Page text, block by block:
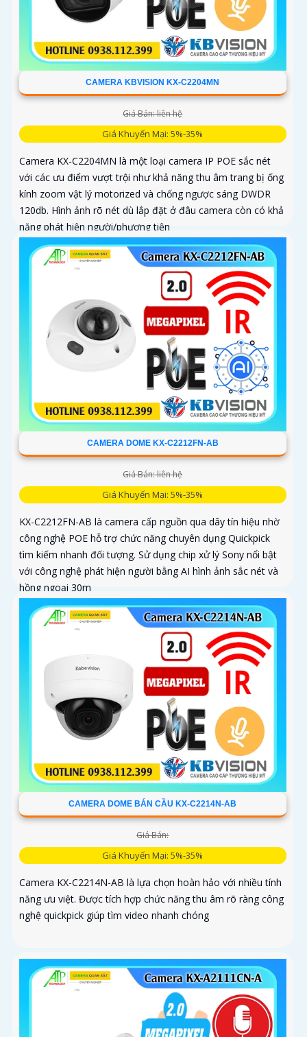
CAMERA KBVISION KX-C2204MN
Giá Bán: liên hệ
Giá Khuyến Mại: 5%-35%
Camera KX-C2204MN là một loại camera IP POE sắc nét
với các ưu điểm vượt trội như khả năng thu âm trang bị ống
kính zoom vật lý motorized và chống ngược sáng DWDR
120db. Hình ảnh rõ nét dù lắp đặt ở đâu camera còn có khả
năng phát hiện người/phương tiện
CAMERA DOME KX-C2212FN-AB
Giá Bán: liên hệ
Giá Khuyến Mại: 5%-35%
KX-C2212FN-AB là camera cấp nguồn qua dây tín hiệu nhờ
công nghệ POE hỗ trợ chức năng chuyên dụng Quickpick
tìm kiếm nhanh đối tượng. Sử dụng chip xử lý Sony nổi bật
với công nghệ phát hiện người bằng AI hình ảnh sắc nét và
hồng ngoại 30m
CAMERA DOME BÁN CẦU KX-C2214N-AB
Giá Bán:
Giá Khuyến Mại: 5%-35%
Camera KX-C2214N-AB là lựa chọn hoàn hảo với nhiều tính
năng ưu việt. Được tích hợp chức năng thu âm rõ ràng công
nghệ quickpick giúp tìm video nhanh chóng